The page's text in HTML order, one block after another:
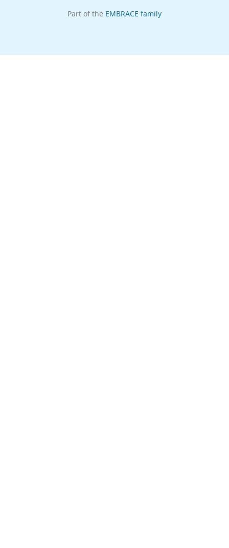
Part of the EMBRACE family